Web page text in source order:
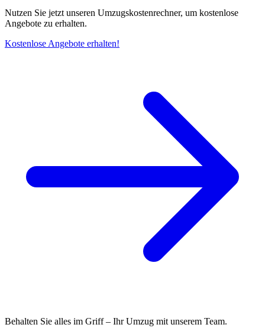
Nutzen Sie jetzt unseren Umzugskostenrechner, um kostenlose
Angebote zu erhalten.
Kostenlose Angebote erhalten!
Behalten Sie alles im Griff – Ihr Umzug mit unserem Team.